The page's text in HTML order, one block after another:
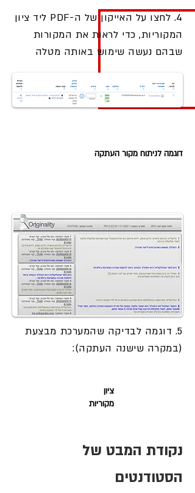
4. לחצו על האייקון של ה-PDF ליד ציון
המקוריות, כדי לראות את המקורות
שבהם נעשה שימוש באותה מטלה
דוגמה לניתוח מקור העתקה
5. דוגמה לבדיקה שהמערכת מבצעת
(במקרה שישנה העתקה):
ציון
מקוריות
נקודת המבט של
הסטודנטים